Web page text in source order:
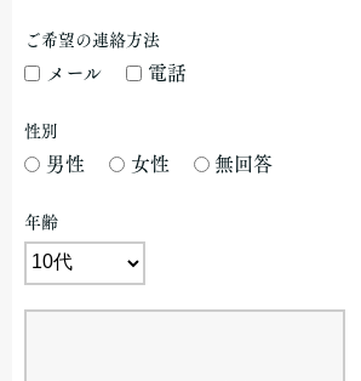
ご希望の連絡方法
メール 電話
性別
男性 女性 無回答
年齢